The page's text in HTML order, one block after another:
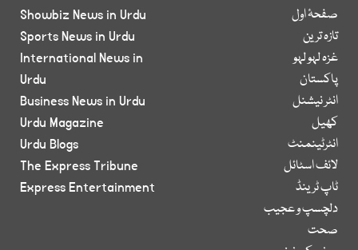
صفحۂ اول
تازہ ترین
غزہ لہو لہو
پاکستان
انٹر نیشنل
کھیل
انٹرٹینمنٹ
لائف اسٹائل
ٹاپ ٹرینڈ
دلچسپ و عجیب
صحت
Showbiz News in Urdu
Sports News in Urdu
International News in
Urdu
Business News in Urdu
Urdu Magazine
Urdu Blogs
The Express Tribune
Express Entertainment